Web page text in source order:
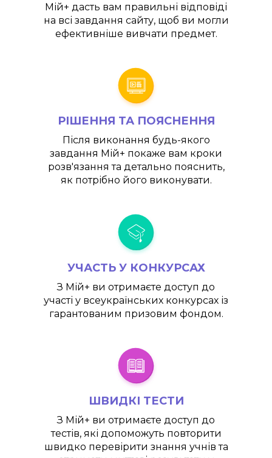
Мій+ дасть вам правильні відповіді
на всі завдання сайту, щоб ви могли
ефективніше вивчати предмет.
РІШЕННЯ ТА ПОЯСНЕННЯ
Після виконання будь-якого
завдання Мій+ покаже вам кроки
розв'язання та детально пояснить,
як потрібно його виконувати.
УЧАСТЬ У КОНКУРСАХ
З Мій+ ви отримаєте доступ до
участі у всеукраїнських конкурсах із
гарантованим призовим фондом.
ШВИДКІ ТЕСТИ
З Мій+ ви отримаєте доступ до
тестів, які допоможуть повторити
швидко перевірити знання учнів та